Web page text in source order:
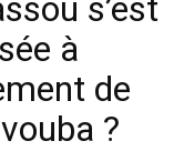
s’est
à
de
?